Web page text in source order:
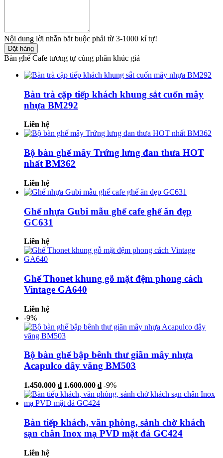
Nội dung lời nhắn bắt buộc phải từ 3-1000 kí tự!
Đặt hàng
Bàn ghế Cafe tương tự cùng phân khúc giá
Bàn trà cặp tiếp khách khung sắt cuốn mây
nhựa BM292
Liên hệ
Bộ bàn ghế mây Trứng lưng đan thưa HOT
nhất BM362
Liên hệ
Ghế nhựa Gubi mẫu ghế cafe ghế ăn đẹp
GC631
Liên hệ
Ghế Thonet khung gỗ mặt đệm phong cách
Vintage GA640
Liên hệ
-9%
Bộ bàn ghế bập bênh thư giãn mây nhựa
Acapulco dây văng BM503
1.450.000 ₫ 1.600.000 ₫ -9%
Bàn tiếp khách, văn phòng, sảnh chờ khách
sạn chân Inox mạ PVD mặt đá GC424
Liên hệ